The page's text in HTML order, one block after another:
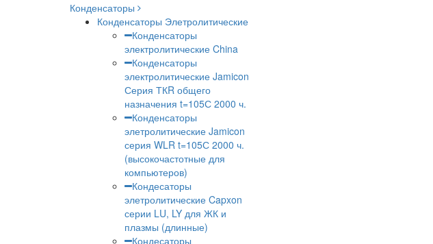
Конденсаторы
Конденсаторы Элетролитические
Конденсаторы
электролитические China
Конденсаторы
электролитические Jamicon
Серия ТКR общего
назначения t=105С 2000 ч.
Конденсаторы
элетролитические Jamicon
серия WLR t=105С 2000 ч.
(высокочастотные для
компьютеров)
Кондесаторы
элетролитические Capxon
серии LU, LY для ЖК и
плазмы (длинные)
Кондесаторы